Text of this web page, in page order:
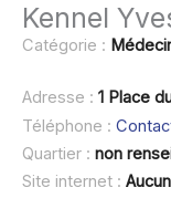
Kennel
Catégorie :
Adresse : 1 Place
Téléphone :
Quartier : non
Site internet :